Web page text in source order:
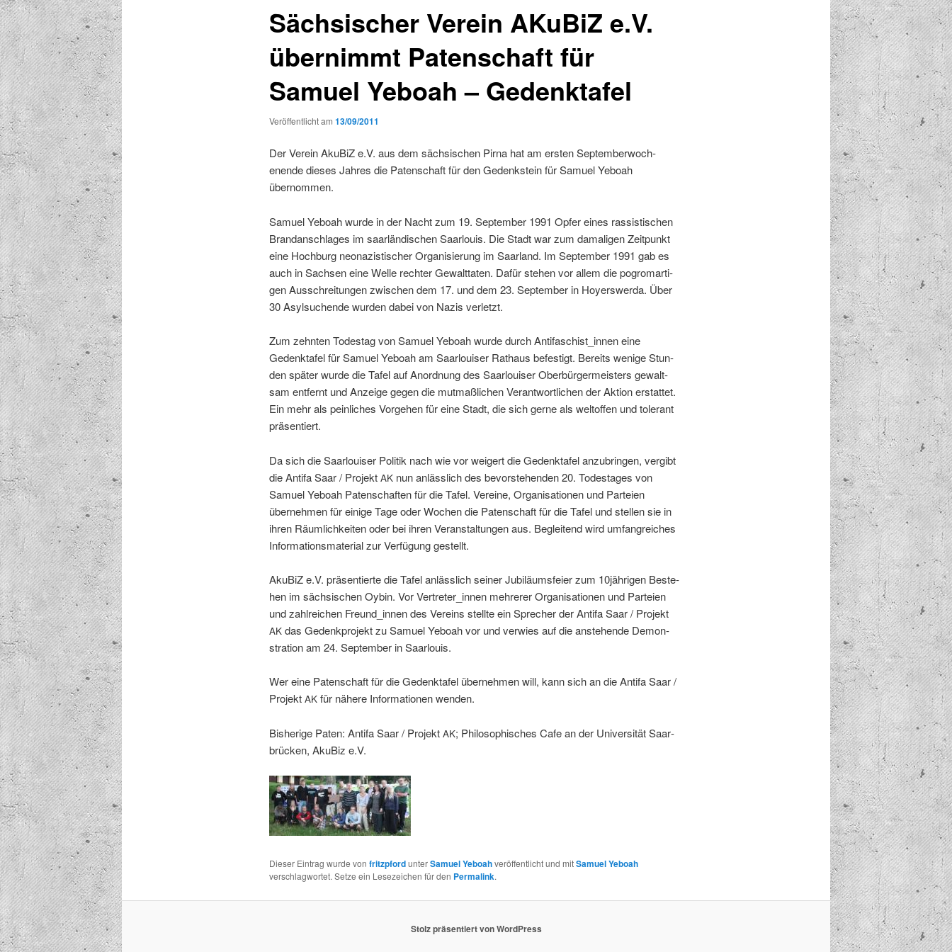
Sächsischer Verein AKuBiZ e.V.
übernimmt Patenschaft für
Samuel Yeboah – Gedenktafel
Veröffentlicht am 13/09/2011
Der Vere­in Aku­BiZ e.V. aus dem säch­sis­chen Pir­na hat am ersten Sep­tem­ber­woch­
enende dieses Jahres die Paten­schaft für den Gedenkstein für Samuel Yeboah
übernommen.
Samuel Yeboah wurde in der Nacht zum 19. Sep­tem­ber 1991 Opfer eines ras­sis­tis­chen
Bran­dan­schlages im saar­ländis­chen Saar­louis. Die Stadt war zum dama­li­gen Zeit­punkt
eine Hochburg neon­azis­tis­ch­er Organ­isierung im Saar­land. Im Sep­tem­ber 1991 gab es
auch in Sach­sen eine Welle rechter Gewalt­tat­en. Dafür ste­hen vor allem die pogro­mar­ti­
gen Auss­chre­itun­gen zwis­chen dem 17. und dem 23. Sep­tem­ber in Hoy­er­swer­da. Über
30 Asyl­suchende wur­den dabei von Nazis verletzt.
Zum zehn­ten Todestag von Samuel Yeboah wurde durch Antifaschist_innen eine
Gedenk­tafel für Samuel Yeboah am Saar­louis­er Rathaus befes­tigt. Bere­its wenige Stun­
den später wurde die Tafel auf Anord­nung des Saar­louis­er Ober­bürg­er­meis­ters gewalt­
sam ent­fer­nt und Anzeige gegen die mut­maßlichen Ver­ant­wortlichen der Aktion erstat­tet.
Ein mehr als pein­lich­es Vorge­hen für eine Stadt, die sich gerne als weltof­fen und tol­er­ant
präsentiert.
Da sich die Saar­louis­er Poli­tik nach wie vor weigert die Gedenk­tafel anzubrin­gen, vergibt
die Antifa Saar / Pro­jekt AKnun anlässlich des bevorste­hen­den 20. Todestages von
Samuel Yeboah Paten­schaften für die Tafel. Vere­ine, Organ­i­sa­tio­nen und Parteien
übernehmen für einige Tage oder Wochen die Paten­schaft für die Tafel und stellen sie in
ihren Räum­lichkeit­en oder bei ihren Ver­anstal­tun­gen aus. Beglei­t­end wird umfan­gre­ich­es
Infor­ma­tion­s­ma­te­r­i­al zur Ver­fü­gung gestellt.
Aku­BiZ e.V. präsen­tierte die Tafel anlässlich sein­er Jubiläums­feier zum 10jährigen Beste­
hen im säch­sis­chen Oybin. Vor Vertreter_innen mehrerer Organ­i­sa­tio­nen und Parteien
und zahlre­ichen Freund_innen des Vere­ins stellte ein Sprech­er der Antifa Saar / Pro­jekt
AKdas Gedenkpro­jekt zu Samuel Yeboah vor und ver­wies auf die anste­hende Demon­
stra­tion am 24. Sep­tem­ber in Saarlouis.
Wer eine Paten­schaft für die Gedenk­tafel übernehmen will, kann sich an die Antifa Saar /
Pro­jekt AKfür nähere Infor­ma­tio­nen wenden.
Bish­erige Pat­en: Antifa Saar / Pro­jekt AK; Philosophis­ches Cafe an der Uni­ver­sität Saar­
brück­en, Aku­Biz e.V.
Dieser Eintrag wurde von fritzpfordunterSamuel Yeboahveröffentlicht und mitSamuel Yeboah
verschlagwortet. Setze ein Lesezeichen für den Permalink.
Stolz präsentiert von WordPress